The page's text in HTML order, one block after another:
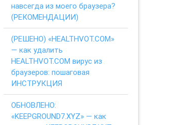
навсегда из моего браузера?
(РЕКОМЕНДАЦИИ)
(РЕШЕНО) «HEALTHVOT.COM»
— как удалить
HEALTHVOT.COM вирус из
браузеров: пошаговая
ИНСТРУКЦИЯ
ОБНОВЛЕНО:
«KEEPGROUND7.XYZ» — как